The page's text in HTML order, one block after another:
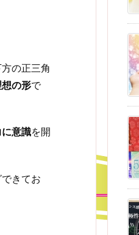
の正三角
の形で
意識を開
きてお